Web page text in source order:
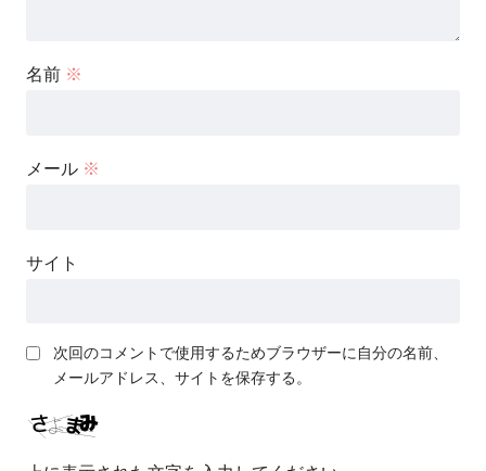
名前 ※
メール ※
サイト
次回のコメントで使用するためブラウザーに自分の名前、
メールアドレス、サイトを保存する。